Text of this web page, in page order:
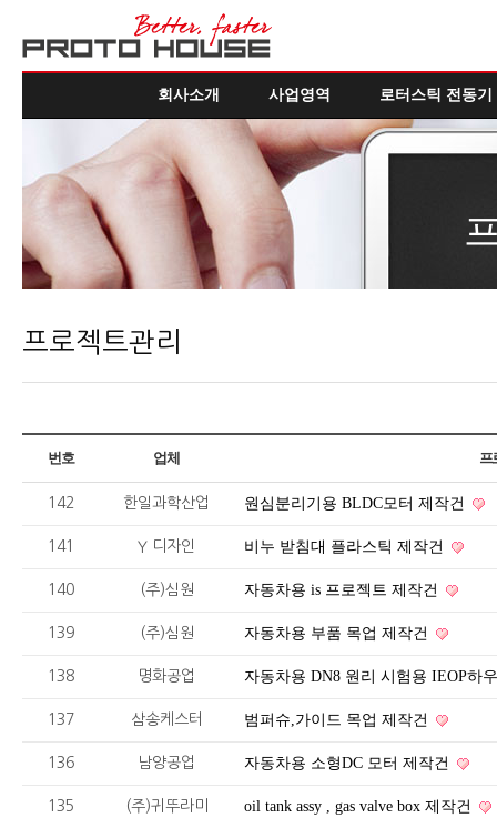
회사소개 사업영역 로터스틱 전동기
프로젝트관리
번호 업체 프
142 한일과학산업 원심분리기용 BLDC모터 제작건
141 Y 디자인 비누 받침대 플라스틱 제작건
140 (주)심원 자동차용 is 프로젝트 제작건
139 (주)심원 자동차용 부품 목업 제작건
138 명화공업 자동차용 DN8 원리 시험용 IEOP하
137 삼송케스터 범퍼슈,가이드 목업 제작건
136 남양공업 자동차용 소형DC 모터 제작건
135 (주)귀뚜라미 oil tank assy , gas valve box 제작건